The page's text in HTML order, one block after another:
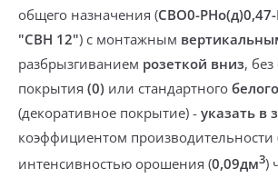
общего назначения (CBO0-
"CBН 12") с монтажным
разбрызгиванием розеткой вниз,
покрытия (0) или стандартного белого
(декоративное покрытие) - указать в
коэффициентом производительности
интенсивностью орошения (0,09дм3)